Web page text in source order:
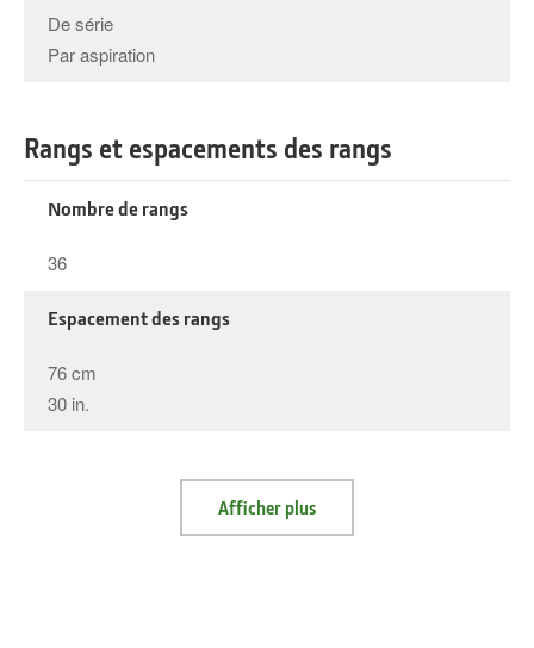
De série
Par aspiration
Nombre de rangs
36
Espacement des rangs
76 cm
30 in.
Rangs et espacements des rangs
Afficher plus